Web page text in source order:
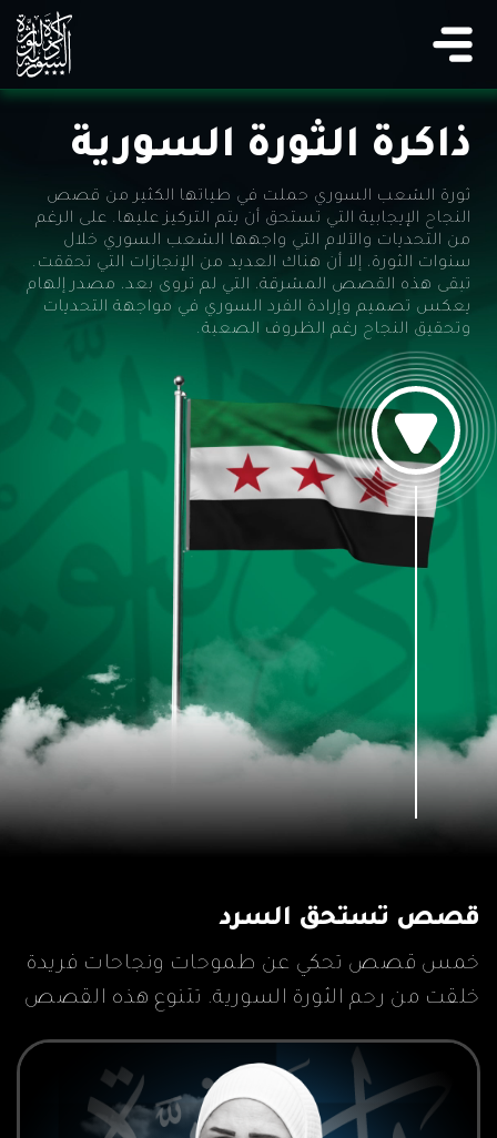
ذاكرة الثورة السورية
ثورة الشعب السوري حملت في طياتها الكثير من قصص
النجاح الإيجابية التي تستحق أن يتم التركيز عليها. على الرغم
من التحديات والآلام التي واجهها الشعب السوري خلال
سنوات الثورة، إلا أن هناك العديد من الإنجازات التي تحققت.
تبقى هذه القصص المشرقة، التي لم تروى بعد، مصدر إلهام
يعكس تصميم وإرادة الفرد السوري في مواجهة التحديات
وتحقيق النجاح رغم الظروف الصعبة.
قصص تستحق السرد
خمس قصص تحكي عن طموحات ونجاحات فريدة
خلقت من رحم الثورة السورية. تتنوع هذه القصص
في مجالات متعددة، من الفن والمسرح إلى الرسم
والثقافة والدعم المجتمعي.